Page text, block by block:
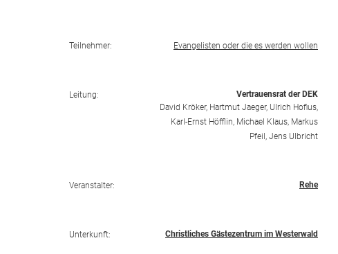
Teilnehmer: Evangelisten oder die es werden wollen
Leitung:
Vertrauensrat der DEK
David Kröker, Hartmut Jaeger, Ulrich Hofius,
Karl-Ernst Höfflin, Michael Klaus, Markus
Pfeil, Jens Ulbricht
Veranstalter: Rehe
Unterkunft: Christliches Gästezentrum im Westerwald